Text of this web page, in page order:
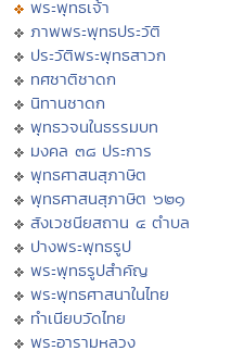
พระพุทธเจ้า
ภาพพระพุทธประวัติ
ประวัติพระพุทธสาวก
ทศชาติชาดก
นิทานชาดก
พุทธวจนในธรรมบท
มงคล ๓๘ ประการ
พุทธศาสนสุภาษิต
พุทธศาสนสุภาษิต ๖๒๑
สังเวชนียสถาน ๔ ตำบล
ปางพระพุทธรูป
พระพุทธรูปสำคัญ
พระพุทธศาสนาในไทย
ทำเนียบวัดไทย
พระอารามหลวง